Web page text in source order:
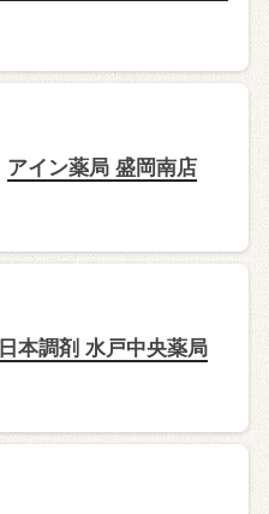
アイン薬局 盛岡南店
日本調剤 水戸中央薬局